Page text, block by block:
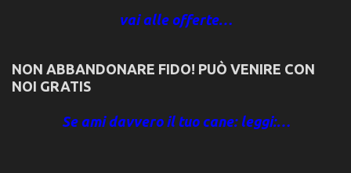
vai alle offerte…
NON ABBANDONARE FIDO! PUÒ VENIRE CON
NOI GRATIS
Se ami davvero il tuo cane: leggi:…